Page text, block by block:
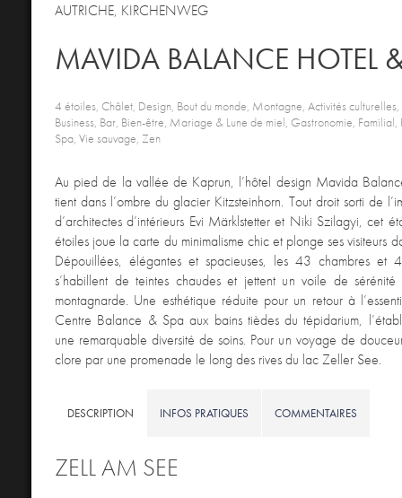
AUTRICHE, KIRCHENWEG
MAVIDA BALANCE HOTEL
4 étoiles, Châlet, Design, Bout du monde, Montagne, Activités culturelles,
Business, Bar, Bien-être, Mariage & Lune de miel, Gastronomie, Familial,
Spa, Vie sauvage, Zen
Au pied de la vallée de Kaprun, l’hôtel design Mavida
tient dans l’ombre du glacier Kitzsteinhorn. Tout droit sorti de
d’architectes d’intérieurs Evi Märklstetter et Niki Szilagyi, cet
étoiles joue la carte du minimalisme chic et plonge ses visiteurs
Dépouillées, élégantes et spacieuses, les 43 chambres et
s’habillent de teintes chaudes et jettent un voile de sérénité
montagnarde. Une esthétique réduite pour un retour à
Centre Balance & Spa aux bains tièdes du tépidarium,
une remarquable diversité de soins. Pour un voyage de
clore par une promenade le long des rives du lac Zeller See.
DESCRIPTION INFOS PRATIQUES COMMENTAIRES
ZELL AM SEE